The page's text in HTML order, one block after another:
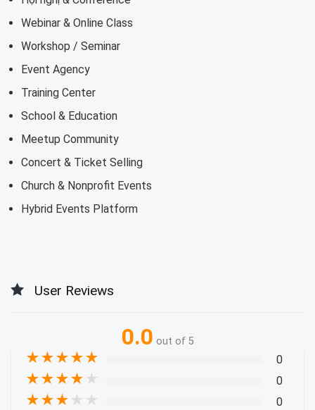
Webinar & Online Class
Workshop / Seminar
Event Agency
Training Center
School & Education
Meetup Community
Concert & Ticket Selling
Church & Nonprofit Events
Hybrid Events Platform
User Reviews
0.0 out of 5
★★★★★ 0
★★★★ ★ 0
★★★ ★ ★ 0